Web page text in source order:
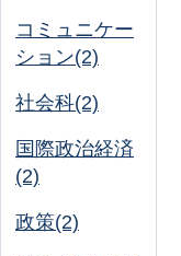
コミュニケー
ション(2)
社会科(2)
国際政治経済
(2)
政策(2)